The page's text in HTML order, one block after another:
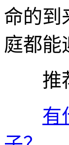
命的到
庭都能
推荐
有